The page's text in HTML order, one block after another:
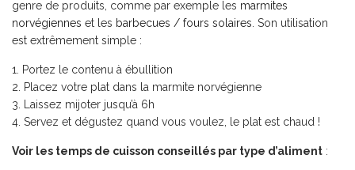
genre de produits, comme par exemple les marmites
norvégiennes et les barbecues / fours solaires . Son utilisation
est extrêmement simple :
Portez le contenu à ébullition
Placez votre plat dans la marmite norvégienne
Laissez mijoter jusqu’à 6h
Servez et dégustez quand vous voulez, le plat est chaud !
Voir les temps de cuisson conseillés par type d’aliment :